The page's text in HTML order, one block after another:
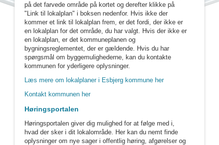
på det farvede område på kortet og derefter klikke på
"Link til lokalplan" i boksen nedenfor. Hvis ikke der
kommer et link til lokalplan frem, er det fordi, der ikke er
en lokalplan for det område, du har valgt. Hvis der ikke er
en lokalplan, er det kommuneplanen og
bygningsreglementet, der er gældende. Hvis du har
spørgsmål om byggemulighederne, kan du kontakte
kommunen for yderligere oplysninger.
Læs mere om lokalplaner i Esbjerg kommune her
Kontakt kommunen her
Høringsportalen
Høringsportalen giver dig mulighed for at følge med i,
hvad der sker i dit lokalområde. Her kan du nemt finde
oplysninger om nye sager i offentlig høring, afgørelser og